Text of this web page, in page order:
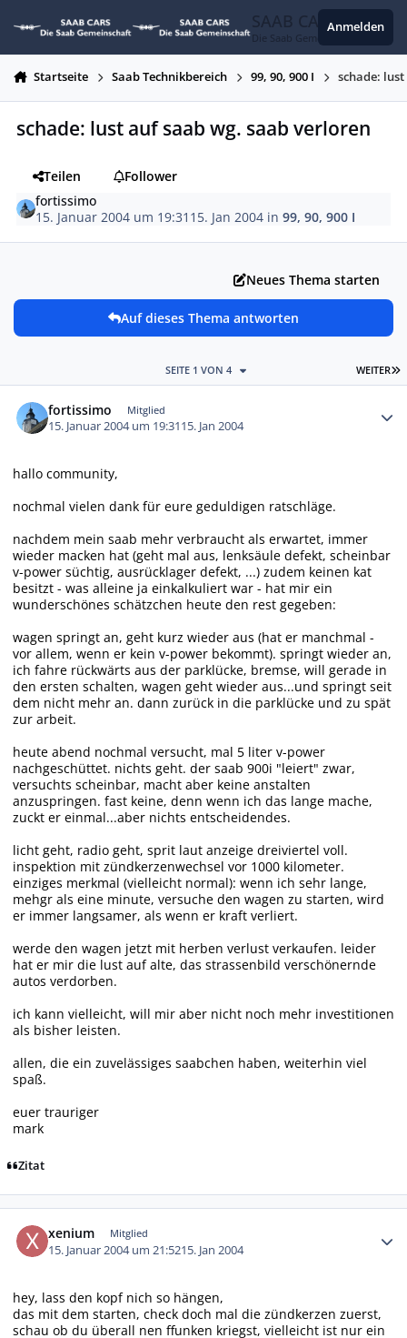
SAAB CARS
Die Saab Gemeinschaft
Anmelden
Startseite Saab Technikbereich 99, 90, 900 I schade:
schade: lust auf saab wg. saab verloren
Teilen
Follower
fortissimo
15. Januar 2004 um 19:31 15. Jan 2004 in99, 90, 900 I
Neues Thema starten
Auf dieses Thema antworten
WEITER
SEITE 1 VON 4
fortissimo Mitglied
15. Januar 2004 um 19:3115. Jan 2004
hallo community,
nochmal vielen dank für eure geduldigen ratschläge.
nachdem mein saab mehr verbraucht als erwartet, immer
wieder macken hat (geht mal aus, lenksäule defekt, scheinbar
v-power süchtig, ausrücklager defekt, ...) zudem keinen kat
besitzt - was alleine ja einkalkuliert war - hat mir ein
wunderschönes schätzchen heute den rest gegeben:
wagen springt an, geht kurz wieder aus (hat er manchmal -
vor allem, wenn er kein v-power bekommt). springt wieder an,
ich fahre rückwärts aus der parklücke, bremse, will gerade in
den ersten schalten, wagen geht wieder aus...und springt seit
dem nicht mehr an. dann zurück in die parklücke und zu spät
zur arbeit.
heute abend nochmal versucht, mal 5 liter v-power
nachgeschüttet. nichts geht. der saab 900i "leiert" zwar,
versuchts scheinbar, macht aber keine anstalten
anzuspringen. fast keine, denn wenn ich das lange mache,
zuckt er einmal...aber nichts entscheidendes.
licht geht, radio geht, sprit laut anzeige dreiviertel voll.
inspektion mit zündkerzenwechsel vor 1000 kilometer.
einziges merkmal (vielleicht normal): wenn ich sehr lange,
mehgr als eine minute, versuche den wagen zu starten, wird
er immer langsamer, als wenn er kraft verliert.
werde den wagen jetzt mit herben verlust verkaufen. leider
hat er mir die lust auf alte, das strassenbild verschönernde
autos verdorben.
ich kann vielleicht, will mir aber nicht noch mehr investitionen
als bisher leisten.
allen, die ein zuvelässiges saabchen haben, weiterhin viel
spaß.
euer trauriger
mark
Zitat
xenium Mitglied
15. Januar 2004 um 21:5215. Jan 2004
hey, lass den kopf nich so hängen,
das mit dem starten, check doch mal die zündkerzen zuerst,
schau ob du überall nen ffunken kriegst, vielleicht ist nur ein